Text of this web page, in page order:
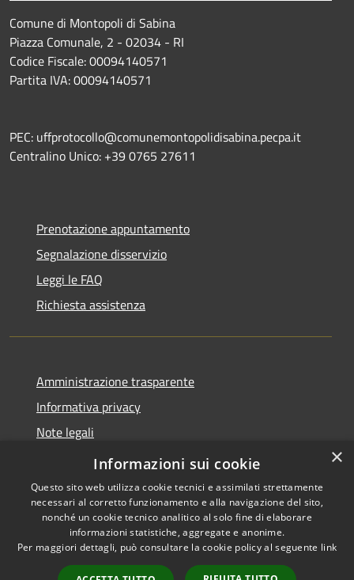
Comune di Montopoli di Sabina
Piazza Comunale, 2 - 02034 - RI
Codice Fiscale: 00094140571
Partita IVA: 00094140571
PEC: uffprotocollo@comunemontopolidisabina.pecpa.it
Centralino Unico: +39 0765 27611
Prenotazione appuntamento
Segnalazione disservizio
Leggi le FAQ
Richiesta assistenza
Amministrazione trasparente
Informativa privacy
Note legali
Dichiarazione di accessibilità
Accessibilità
Copyright © 2026 • Comune di
Montopoli di Sabina • Powered
byMunicipium Accesso
×
Informazioni sui cookie
Questo sito web utilizza cookie tecnici e assimilati strettamente
necessari al corretto funzionamento e alla navigazione del sito,
nonché un cookie tecnico analitico al solo fine di elaborare
informazioni statistiche, aggregate e anonime.
Per maggiori dettagli, può consultare la cookie policy al seguente link